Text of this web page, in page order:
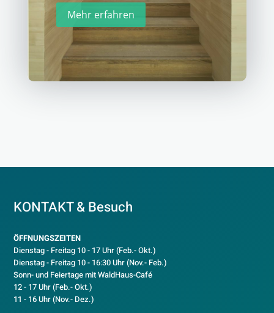
Mehr erfahren
KONTAKT & Besuch
ÖFFNUNGSZEITEN
Dienstag - Freitag 10 - 17 Uhr (Feb.- Okt.)
Dienstag - Freitag 10 - 16:30 Uhr (Nov.- Feb.)
Sonn- und Feiertage mit WaldHaus-Café
12 - 17 Uhr (Feb.- Okt.)
11 - 16 Uhr (Nov.- Dez.)